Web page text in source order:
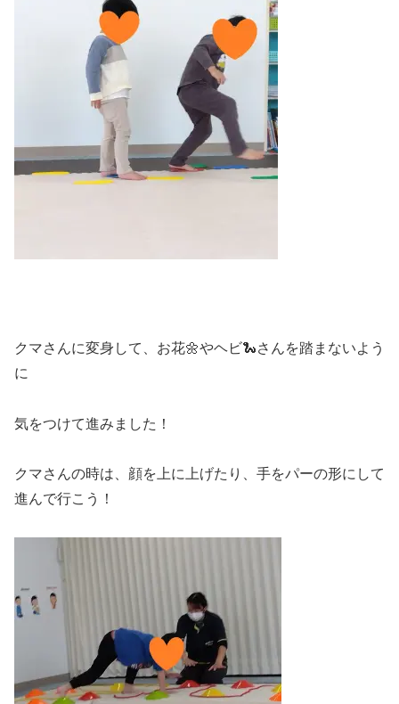
クマさんに変身して、お花🌼やヘビ🐍さんを踏まないよう
に
気をつけて進みました！
クマさんの時は、顔を上に上げたり、手をパーの形にして
進んで行こう！